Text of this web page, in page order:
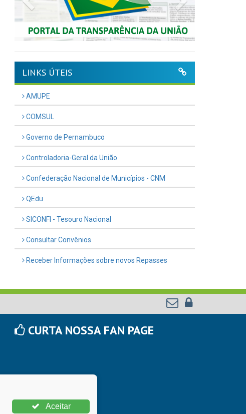
LINKS ÚTEIS
AMUPE
COMSUL
Governo de Pernambuco
Controladoria-Geral da União
Confederação Nacional de Municípios - CNM
QEdu
SICONFI - Tesouro Nacional
Consultar Convênios
Receber Informações sobre novos Repasses
CURTA NOSSA FAN PAGE
Aceitar